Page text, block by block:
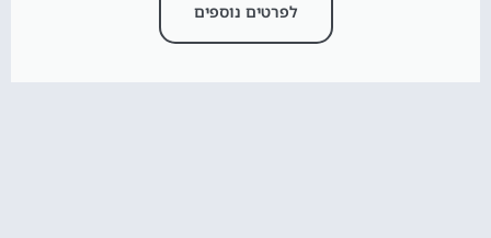
לפרטים נוספים